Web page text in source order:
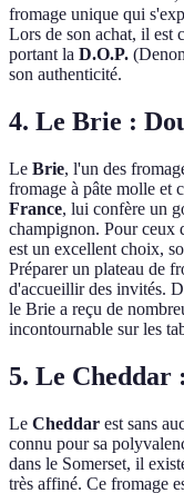
fromage unique qui
Lors de son achat, il est
portant la D.O.P.
son authenticité.
4. Le Brie :
Le Brie, l'un des
fromage à pâte molle et
France, lui confère un
champignon. Pour ceux
est un excellent choix,
Préparer un plateau de
d'accueillir des invités.
le Brie a reçu de
incontournable sur les
5. Le Cheddar
Le Cheddar est sans
connu pour sa
dans le Somerset, il
très affiné. Ce fromage